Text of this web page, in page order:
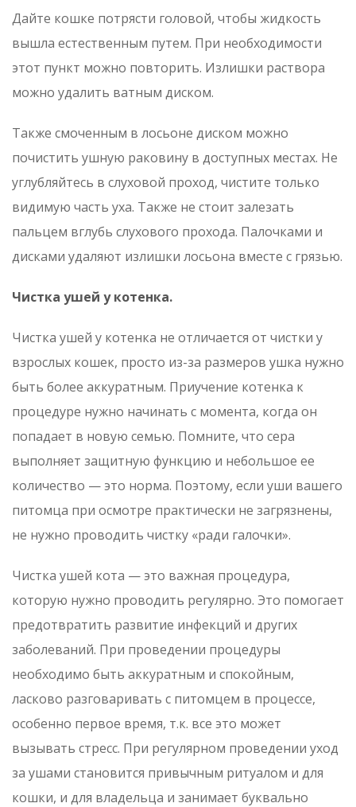
Дайте кошке потрясти головой, чтобы жидкость
вышла естественным путем. При необходимости
этот пункт можно повторить. Излишки раствора
можно удалить ватным диском.
Также смоченным в лосьоне диском можно
почистить ушную раковину в доступных местах. Не
углубляйтесь в слуховой проход, чистите только
видимую часть уха. Также не стоит залезать
пальцем вглубь слухового прохода. Палочками и
дисками удаляют излишки лосьона вместе с грязью.
Чистка ушей у котенка.
Чистка ушей у котенка не отличается от чистки у
взрослых кошек, просто из-за размеров ушка нужно
быть более аккуратным. Приучение котенка к
процедуре нужно начинать с момента, когда он
попадает в новую семью. Помните, что сера
выполняет защитную функцию и небольшое ее
количество — это норма. Поэтому, если уши вашего
питомца при осмотре практически не загрязнены,
не нужно проводить чистку «ради галочки».
Чистка ушей кота — это важная процедура,
которую нужно проводить регулярно. Это помогает
предотвратить развитие инфекций и других
заболеваний. При проведении процедуры
необходимо быть аккуратным и спокойным,
ласково разговаривать с питомцем в процессе,
особенно первое время, т.к. все это может
вызывать стресс. При регулярном проведении уход
за ушами становится привычным ритуалом и для
кошки, и для владельца и занимает буквально